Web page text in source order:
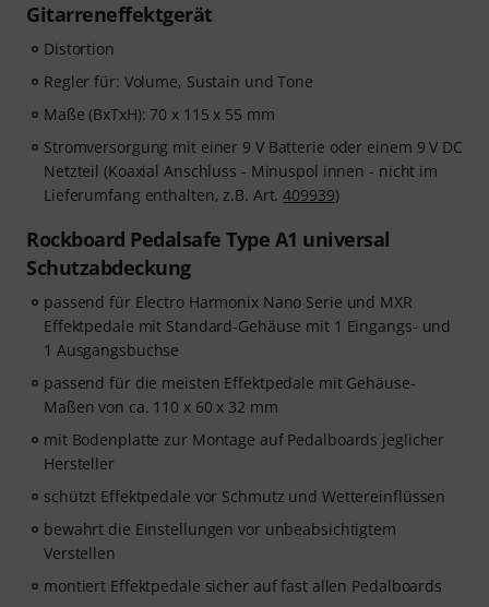
Gitarreneffektgerät
Distortion
Regler für: Volume, Sustain und Tone
Maße (BxTxH): 70 x 115 x 55 mm
Stromversorgung mit einer 9 V Batterie oder einem 9 V DC
Netzteil (Koaxial Anschluss - Minuspol innen - nicht im
Lieferumfang enthalten, z.B. Art.409939)
Rockboard Pedalsafe Type A1 universal
Schutzabdeckung
passend für Electro Harmonix Nano Serie und MXR
Effektpedale mit Standard-Gehäuse mit 1 Eingangs- und
1 Ausgangsbuchse
passend für die meisten Effektpedale mit Gehäuse-
Maßen von ca. 110 x 60 x 32 mm
mit Bodenplatte zur Montage auf Pedalboards jeglicher
Hersteller
schützt Effektpedale vor Schmutz und Wettereinflüssen
bewahrt die Einstellungen vor unbeabsichtigtem
Verstellen
montiert Effektpedale sicher auf fast allen Pedalboards